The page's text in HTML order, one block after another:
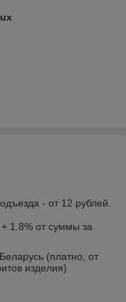
- от 12 рублей.
1.8% от суммы за
(платно, от
изделия)